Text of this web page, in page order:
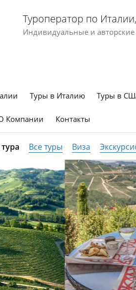
Туроператор по
Индивидуальные и авторские
Туры в Италию Туры в
Компании Контакты
Все туры Виза